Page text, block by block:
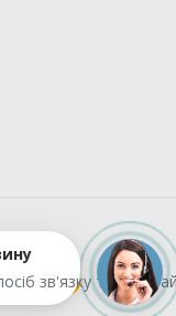
зв'язку та